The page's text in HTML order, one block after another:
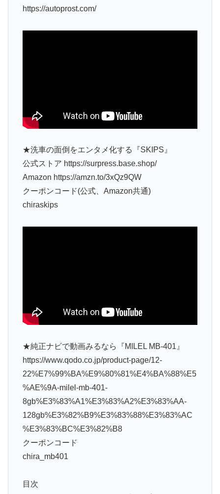
https://autoprost.com/
★洗車の面倒をエンタメ化する『SKIPS』
公式ストア https://surpress.base.shop/
Amazon https://amzn.to/3xQz9QW
クーポンコード(公式、Amazon共通)
chiraskips
★純正ナビで動画みるなら『MILEL MB-401』
https://www.qodo.co.jp/product-page/12-
22%E7%99%BA%E9%80%81%E4%BA%88%E5
%AE%9A-milel-mb-401-
8gb%E3%83%A1%E3%83%A2%E3%83%AA-
128gb%E3%82%B9%E3%83%88%E3%83%AC
%E3%83%BC%E3%82%B8
クーポンコード
chira_mb401
目次